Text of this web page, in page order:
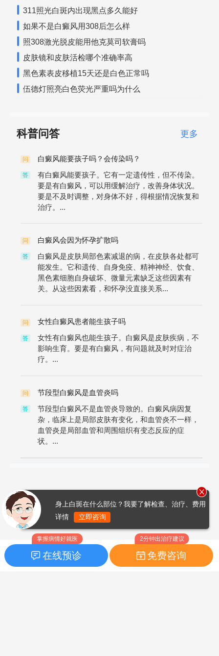
311照光白斑内出现黑点多久能好
如果不是白癜风用308后怎么样
照308激光脱皮能用他克莫司软膏吗
皮肤镜和皮肤活检哪个准确率高
黑色素表皮移植15天还是白色正常吗
伍德灯照亮白色荧光严重吗为什么
科普问答 更多
问 白癜风能要孩子吗？会传染吗？
答
有白癜风能要孩子。它有一定遗传性，但不传染。
要是有白癜风，可以用缓解治疗，改善身体状况。
要是不及时调整，对身体不好，得根据情况恢复和
治疗。...
问 白癜风会因为怀孕扩散吗
答
白癜风是皮肤局部色素减退的病，在皮肤各处都可
能发生。它和遗传、自身免疫、精神神经、饮食、
黑色素细胞自身破坏、微量元素缺乏这些因素有
关。从这些因素看，和怀孕没直接关系...
问 女性白癜风患者能生孩子吗
答
女性有白癜风也能生孩子。白癜风是皮肤疾病，不
影响生育。要是有白癜风，有问题就及时对症治
疗。...
问 节段型白癜风是血管炎吗
答
节段型白癜风不是血管炎导致的。白癜风病因复
杂，临床上是局部皮肤有变化，和血管炎不一样，
血管炎是局部血管和周围组织有变态反应的症
状。...
掌握病情好就医
在线预诊
2分钟出治疗建议
免费咨询
身上白斑在什么部位？我要了解检查、治疗、费用
详情
立即咨询